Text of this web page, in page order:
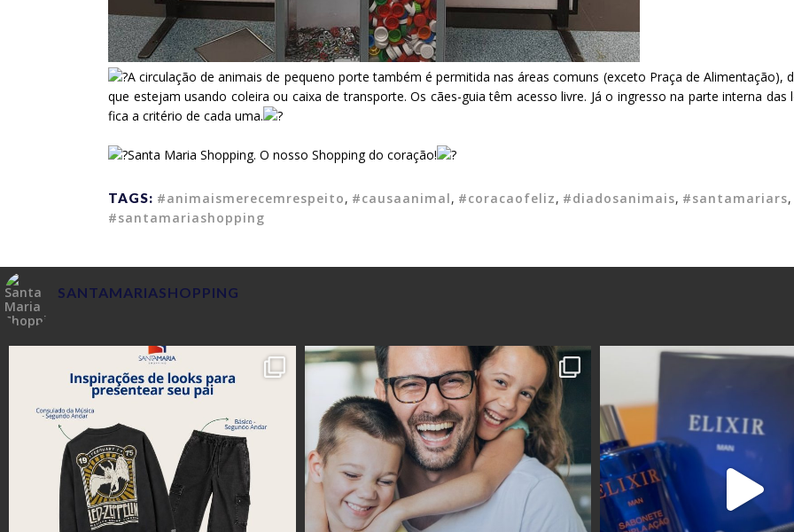
A circulação de animais de pequeno porte também é permitida nas áreas comuns (exceto Praça de Alimentação),
que estejam usando coleira ou caixa de transporte. Os cães-guia têm acesso livre. Já o ingresso na parte interna das
fica a critério de cada uma.
Santa Maria Shopping. O nosso Shopping do coração!
TAGS: #animaismerecemrespeito, #causaanimal, #coracaofeliz, #diadosanimais, #santamariars,
#santamariashopping
SANTAMARIASHOPPING